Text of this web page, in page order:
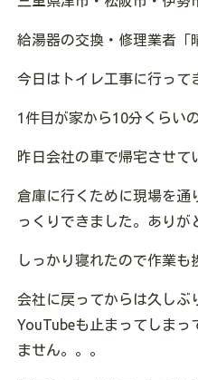
給湯器の交換・修理業者「
今日はトイレ工事に行って
1件目が家から10分くらい
昨日会社の車で帰宅させて
倉庫に行くために現場を通
っくりできました。ありが
しっかり寝れたので作業も
会社に戻ってからは久しぶ
YouTubeも止まってしまっ
ません。。。